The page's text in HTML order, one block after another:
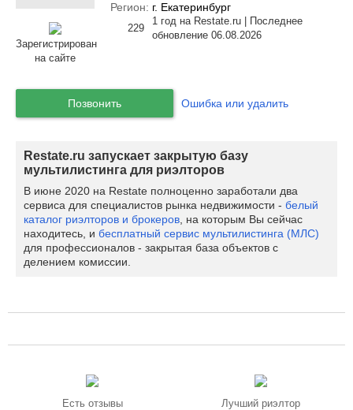
Зарегистрирован
на сайте
Регион: г. Екатеринбург
229
1 год на Restate.ru | Последнее
обновление 06.08.2026
Позвонить Ошибка или удалить
Restate.ru запускает закрытую базу
мультилистинга для риэлторов
В июне 2020 на Restate полноценно заработали два
сервиса для специалистов рынка недвижимости - белый
каталог риэлторов и брокеров , на которым Вы сейчас
находитесь, и бесплатный сервис мультилистинга (МЛС)
для профессионалов - закрытая база объектов с
делением комиссии.
Есть отзывы
Лучший риэлтор